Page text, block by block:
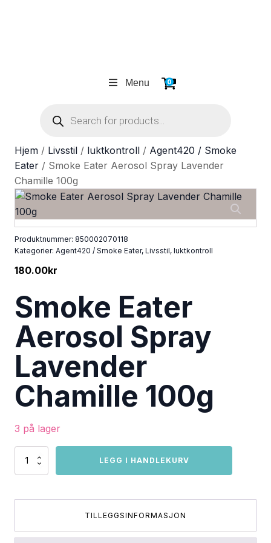
Menu 0
Products
search
Hjem / Livsstil / luktkontroll / Agent420 / Smoke
Eater / Smoke Eater Aerosol Spray Lavender
Chamille 100g
Produktnummer: 850002070118
Kategorier: Agent420 / Smoke Eater, Livsstil, luktkontroll
180.00kr
Smoke Eater
Aerosol Spray
Lavender
Chamille 100g
3 på lager
Smoke
Lavender
antall
LEGG I HANDLEKURV
TILLEGGSINFORMASJON